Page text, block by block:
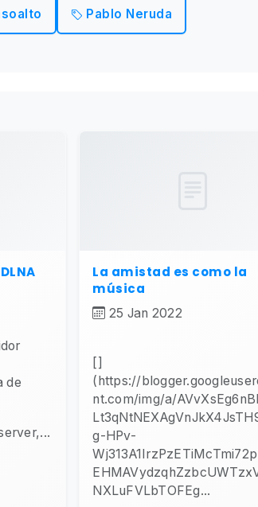
Pablo Neruda
de
La amistad es como la
música
25 Jan 2022
[]
(https://
nt.com/img/a/
g-HPv-
NXLuFVLbTOFEg...